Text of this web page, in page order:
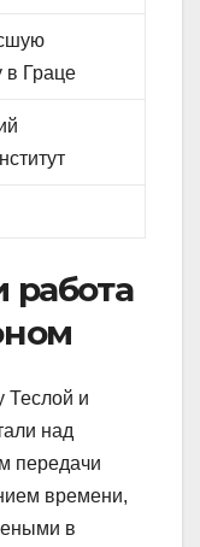
в Граце
Теслой и
над
передачи
времени,
в